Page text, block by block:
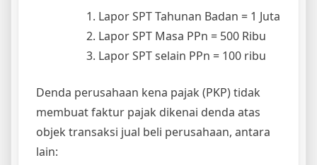
Lapor SPT Tahunan Badan = 1 Juta
Lapor SPT Masa PPn = 500 Ribu
Lapor SPT selain PPn = 100 ribu
Denda perusahaan kena pajak (PKP) tidak
membuat faktur pajak dikenai denda atas
objek transaksi jual beli perusahaan, antara
lain: